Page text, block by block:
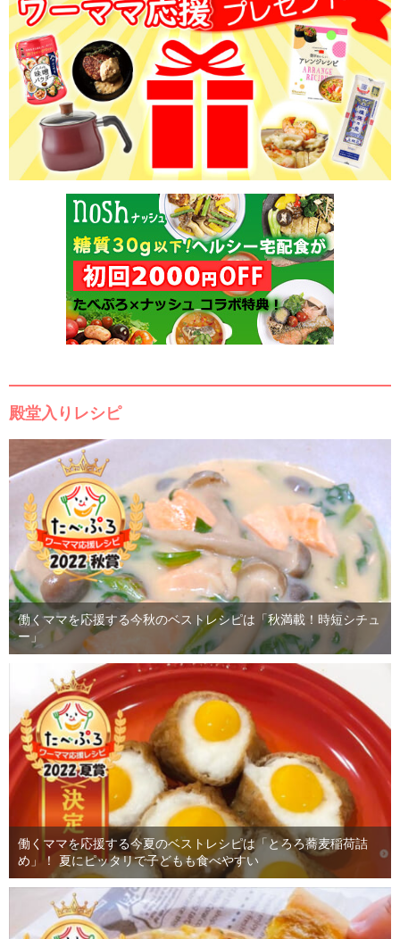
殿堂入りレシピ
働くママを応援する今秋のベストレシピは「秋満載！時短シチュ
ー」
働くママを応援する今夏のベストレシピは「とろろ蕎麦稲荷詰
め」！ 夏にピッタリで子どもも食べやすい